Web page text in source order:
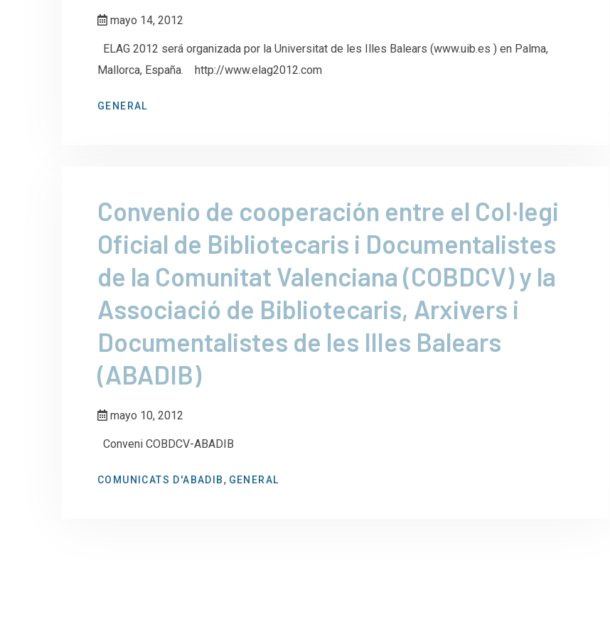
mayo 14, 2012
ELAG 2012 será organizada por la Universitat de les Illes Balears (www.uib.es ) en Palma,
Mallorca, España. http://www.elag2012.com
GENERAL
Convenio de cooperación entre el CoI·legi
Oficial de Bibliotecaris i Documentalistes
de la Comunitat Valenciana (COBDCV) y la
Associació de Bibliotecaris, Arxivers i
Documentalistes de les IlIes Balears
(ABADIB)
mayo 10, 2012
Conveni COBDCV-ABADIB
COMUNICATS D'ABADIB, GENERAL